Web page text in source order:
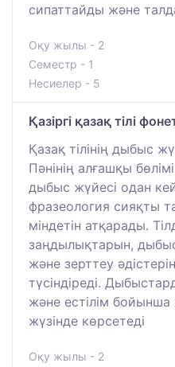
сипаттайды және
Оқу жылы - 2
Семестр - 1
Несиелер - 5
Қазіргі қазақ тілі
Қазақ тілінің дыбыс
Пәнінің алғашқы
дыбыс жүйесі одан
фразеология сияқты
міндетін атқарады.
заңдылықтарын,
және зерттеу
түсіндіреді.
және естілім бойынша
жүзінде көрсетеді
Оқу жылы - 2